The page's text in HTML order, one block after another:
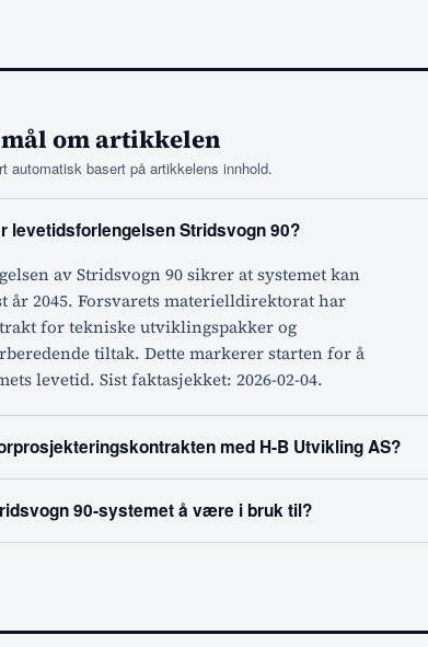
om artikkelen
automatisk basert på artikkelens innhold.
levetidsforlengelsen Stridsvogn 90?
av Stridsvogn 90 sikrer at systemet kan
år 2045. Forsvarets materielldirektorat har
for tekniske utviklingspakker og
tiltak. Dette markerer starten for å
levetid. Sist faktasjekket: 2026-02-04.
med H-B Utvikling AS?
90-systemet å være i bruk til?